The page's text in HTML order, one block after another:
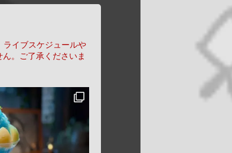
ライブスケジュールや
。ご了承くださいま